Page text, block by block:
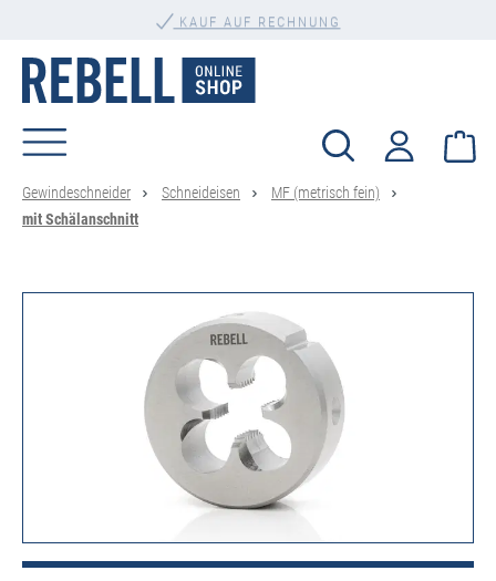
KAUF AUF RECHNUNG
Gewindeschneider Schneideisen
MF (metrisch fein)
mit Schälanschnitt